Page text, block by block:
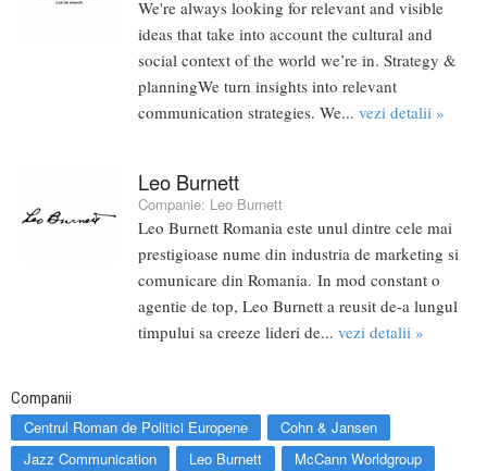
We're always looking for relevant and visible
ideas that take into account the cultural and
social context of the world we’re in. Strategy &
planningWe turn insights into relevant
communication strategies. We... vezi detalii »
Leo Burnett
Companie: Leo Burnett
Leo Burnett Romania este unul dintre cele mai
prestigioase nume din industria de marketing si
comunicare din Romania. In mod constant o
agentie de top, Leo Burnett a reusit de-a lungul
timpului sa creeze lideri de... vezi detalii »
Companii
Centrul Roman de Politici Europene
Cohn & Jansen
Jazz Communication
Leo Burnett
McCann Worldgroup